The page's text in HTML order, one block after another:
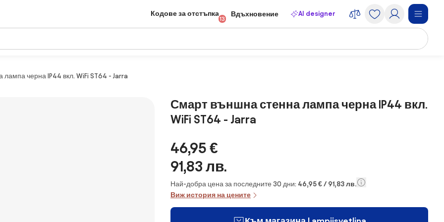
Кодове за отстъпка
13
Вдъхновение AI designer
черна IP44 вкл. WiFi ST64 - Jarra
Смарт външна стенна лампа черна IP44 вкл.
WiFi ST64 - Jarra
46,95 €
91,83 лв.
Най-добра цена за последните 30 дни: 46,95 € / 91,83 лв.
Виж история на цените